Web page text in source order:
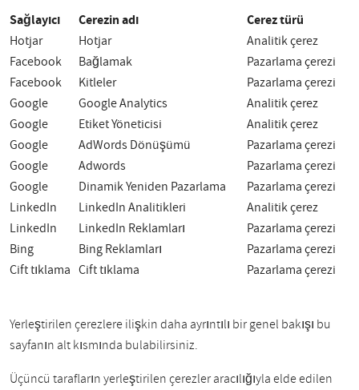
Sağlayıcı Çerezin adı Çerez türü
Hotjar Hotjar
Analitik çerez
Facebook
Bağlamak
Pazarlama çerezi
Facebook
Kitleler
Pazarlama çerezi
Google
Google Analytics
Analitik çerez
Google
Etiket Yöneticisi
Analitik çerez
Google
AdWords Dönüşümü
Pazarlama çerezi
Google
Adwords
Pazarlama çerezi
Google
Dinamik Yeniden Pazarlama
Pazarlama çerezi
LinkedIn
LinkedIn Analitikleri
Analitik çerez
LinkedIn
LinkedIn Reklamları
Pazarlama çerezi
Bing
Bing Reklamları
Pazarlama çerezi
Çift tıklama Çift tıklama Pazarlama çerezi
Yerleştirilen çerezlere ilişkin daha ayrıntılı bir genel bakışı bu
sayfanın alt kısmında bulabilirsiniz.
Üçüncü tarafların yerleştirilen çerezler aracılığıyla elde edilen